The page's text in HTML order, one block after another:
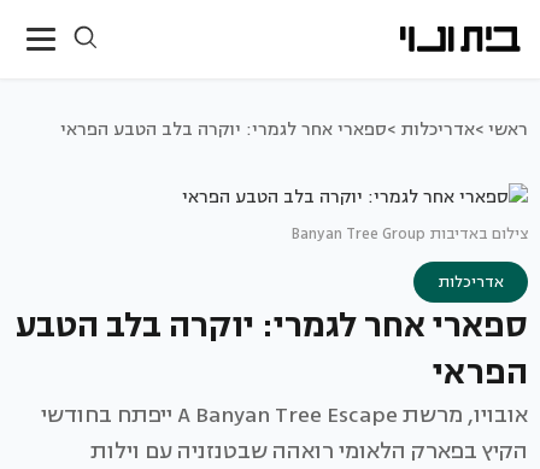
ראשי >אדריכלות >ספארי אחר לגמרי: יוקרה בלב הטבע הפראי
צילום באדיבות Banyan Tree Group
אדריכלות
ספארי אחר לגמרי: יוקרה בלב הטבע
הפראי
אובויו, מרשת A Banyan Tree Escape ייפתח בחודשי
הקיץ בפארק הלאומי רואהה שבטנזניה עם וילות